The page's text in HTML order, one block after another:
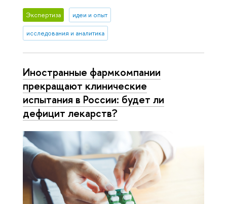
Экспертиза идеи и опыт
исследования и аналитика
Иностранные фармкомпании
прекращают клинические
испытания в России: будет ли
дефицит лекарств?